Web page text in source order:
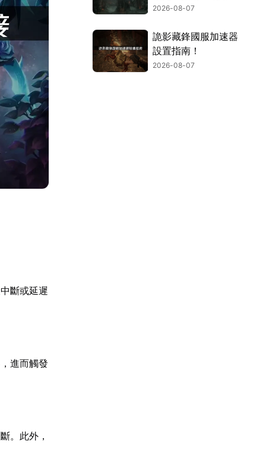
斷或延遲
進而觸發
。此外，
化與解決技巧！
2026-08-07
詭影藏鋒國服加速器
設置指南！
2026-08-07